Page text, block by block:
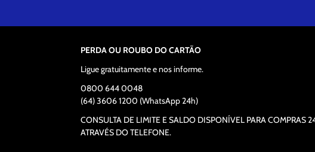
PERDA OU ROUBO DO CARTÃO
Ligue gratuitamente e nos informe.
0800 644 0048
(64) 3606 1200 (WhatsApp 24h)
CONSULTA DE LIMITE E SALDO DISPONÍVEL PARA COMPRAS
ATRAVÉS DO TELEFONE.